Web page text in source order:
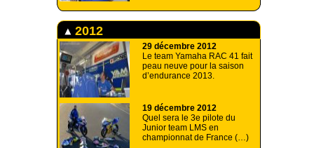
2012
29 décembre 2012
Le team Yamaha RAC 41 fait
peau neuve pour la saison
d’endurance 2013.
19 décembre 2012
Quel sera le 3e pilote du
Junior team LMS en
championnat de France (…)